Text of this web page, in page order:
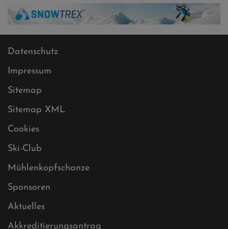
Datenschutz
Impressum
Sitemap
Sitemap XML
Cookies
Ski-Club
Mühlenkopfschanze
Sponsoren
Aktuelles
Akkreditierungsantrag